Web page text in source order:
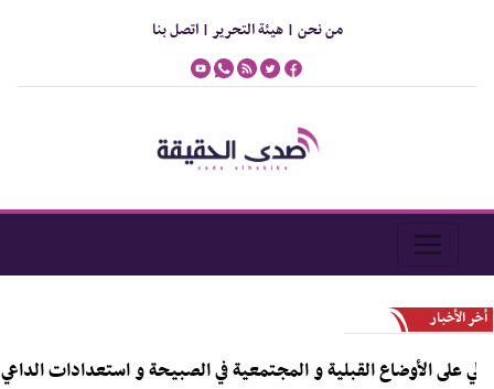
من نحن |هيئة التحرير |اتصل بنا
أخر الأخبار
الأوضاع القبلية و المجتمعية في الصبيحة و استعدادات الداعي